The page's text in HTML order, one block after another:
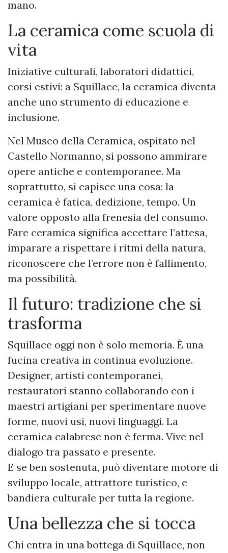
mano.
La ceramica come scuola di
vita
Iniziative culturali, laboratori didattici,
corsi estivi: a Squillace, la ceramica diventa
anche uno strumento di educazione e
inclusione.
Nel Museo della Ceramica, ospitato nel
Castello Normanno, si possono ammirare
opere antiche e contemporanee. Ma
soprattutto, si capisce una cosa: la
ceramica è fatica, dedizione, tempo. Un
valore opposto alla frenesia del consumo.
Fare ceramica significa accettare l’attesa,
imparare a rispettare i ritmi della natura,
riconoscere che l’errore non è fallimento,
ma possibilità.
Il futuro: tradizione che si
trasforma
Squillace oggi non è solo memoria. È una
fucina creativa in continua evoluzione.
Designer, artisti contemporanei,
restauratori stanno collaborando con i
maestri artigiani per sperimentare nuove
forme, nuovi usi, nuovi linguaggi. La
ceramica calabrese non è ferma. Vive nel
dialogo tra passato e presente.
E se ben sostenuta, può diventare motore di
sviluppo locale, attrattore turistico, e
bandiera culturale per tutta la regione.
Una bellezza che si tocca
Chi entra in una bottega di Squillace, non